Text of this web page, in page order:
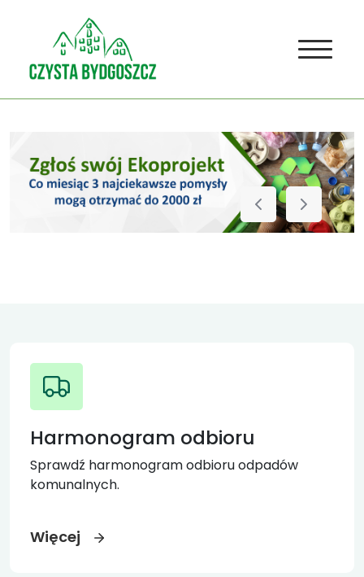
Harmonogram odbioru
Sprawdź harmonogram odbioru odpadów
komunalnych.
Więcej